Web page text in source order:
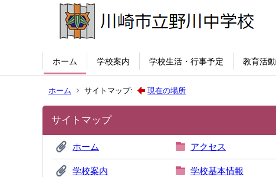
ホーム 学校案内 学校生活・行事予定 教育活動
ホーム サイトマップ: 現在の場所
サイトマップ
ホーム アクセス
学校案内 学校基本情報